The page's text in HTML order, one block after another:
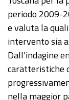
periodo 2009-
e valuta la
intervento sia
Dall’indagine
caratteristiche
nella maggior